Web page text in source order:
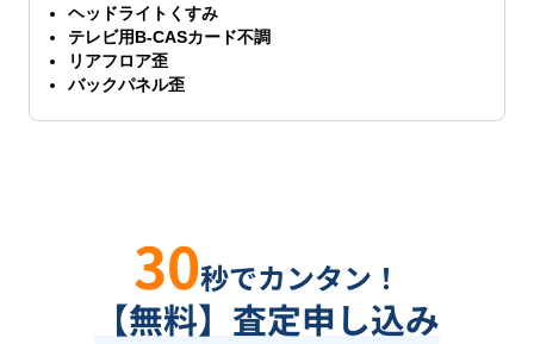
ヘッドライトくすみ
テレビ用B-CASカード不調
リアフロア歪
バックパネル歪
30秒でカンタン！
【無料】査定申し込み